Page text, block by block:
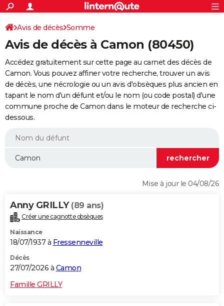
ACTUALITÉS
Politique
Société
Faits Divers
Education
Monde
Villes
+
SPORT
Coupe du monde 2026
Football
Tennis
Cyclisme
Rugby
Forum
Programme TV
TNT
Streaming
Cinéma
Sorties cinéma
Musique
+
FINANCE
Retraite
Epargne
Immobilier
Risques naturels par ville
Assurance
AUTO
Essais
Réserver un essai
Citadines
Berlines
SUV
Forum auto
+
HIGH-TECH
BRICOLAGE
WEEK-END
Alimentation
Guide de la santé
Maladies
Médicaments
Sommeil
VOYAGE
Destinations
City break
Voyage nature
Voyage de noces
Forum
Climat
+PHOTO
GUIDES D'ACHAT
Avis de décès Somme
Avis de décès à Camon (80450)
Accédez gratuitement sur cette page au carnet des décès de
Camon. Vous pouvez affiner votre recherche, trouver un avis
de décès, une nécrologie ou un avis d'obsèques plus ancien en
tapant le nom d'un défunt et/ou le nom (ou code postal) d'une
commune proche de Camon dans le moteur de recherche ci-
dessous.
Mise à jour le 04/08/26
Anny GRILLY (89 ans)
Créer une cagnotte obsèques
Naissance
18/07/1937 à Fressenneville
Décès
27/07/2026 à Camon
Famille GRILLY